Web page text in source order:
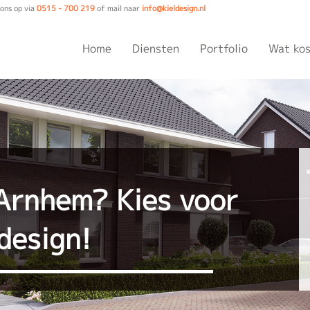
op via0515 - 700 219of mail naar info@kieldesign.nl
Home Diensten Portfolio Wat
Kies voor